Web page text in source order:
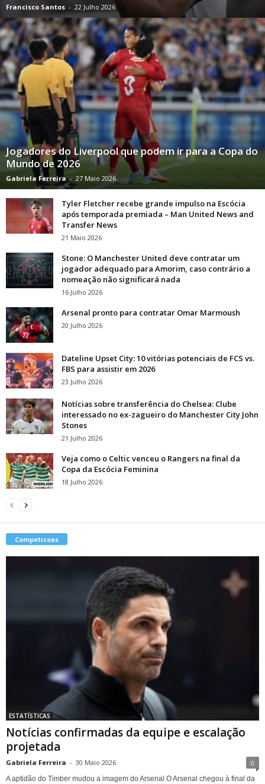
Francisco Santos - 22 Julho 2026
Jogadores do Liverpool que podem ir para a Copa do
Mundo de 2026
Gabriela Ferreira - 27 Maio 2026
Tyler Fletcher recebe grande impulso na Escócia
após temporada premiada – Man United News and
Transfer News
21 Maio 2026
Stone: O Manchester United deve contratar um
jogador adequado para Amorim, caso contrário a
nomeação não significará nada
16 Julho 2026
Arsenal pronto para contratar Omar Marmoush
20 Julho 2026
Dateline Upset City: 10 vitórias potenciais de FCS vs.
FBS para assistir em 2026
23 Julho 2026
Notícias sobre transferência do Chelsea: Clube
interessado no ex-zagueiro do Manchester City John
Stones
21 Julho 2026
Veja como o Celtic venceu o Rangers na final da
Copa da Escócia Feminina
18 Julho 2026
Competicoes
ESTATÍSTICAS
Notícias confirmadas da equipe e escalação
projetada
Gabriela Ferreira - 30 Maio 2026 0
A aptidão do Timber mudou a imagem do Arsenal O Arsenal chegou à final da